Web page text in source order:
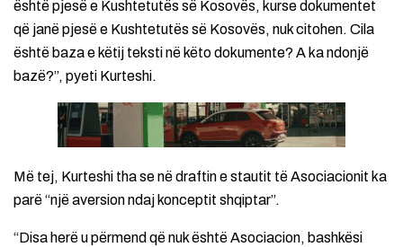
është pjesë e Kushtetutës së Kosovës, kurse dokumentet
që janë pjesë e Kushtetutës së Kosovës, nuk citohen. Cila
është baza e këtij teksti në këto dokumente? A ka ndonjë
bazë?”, pyeti Kurteshi.
Më tej, Kurteshi tha se në draftin e stautit të Asociacionit ka
parë “një aversion ndaj konceptit shqiptar”.
“Disa herë u përmend që nuk është Asociacion, bashkësi